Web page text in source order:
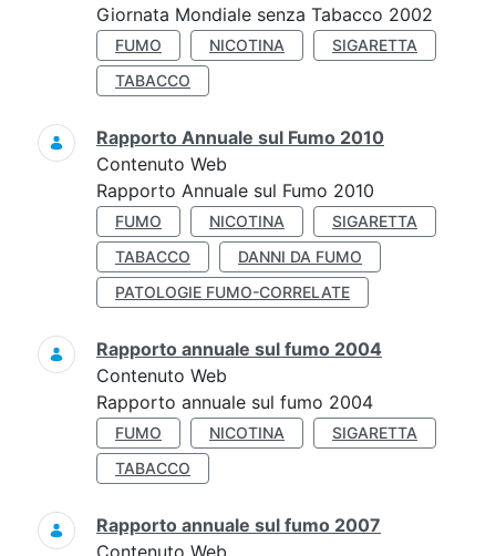
Giornata Mondiale senza Tabacco 2002
FUMO NICOTINA
SIGARETTA
TABACCO
Rapporto Annuale sul Fumo 2010
Contenuto Web
Rapporto Annuale sul Fumo 2010
FUMO NICOTINA
SIGARETTA
TABACCO
DANNI DA FUMO
PATOLOGIE FUMO-CORRELATE
Rapporto annuale sul fumo 2004
Contenuto Web
Rapporto annuale sul fumo 2004
FUMO NICOTINA
SIGARETTA
TABACCO
Rapporto annuale sul fumo 2007
Contenuto Web